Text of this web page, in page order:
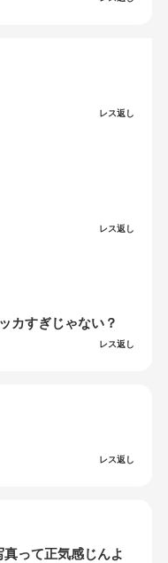
レス返し
レス返し
カすぎじゃない？
レス返し
レス返し
って正気感じんよ